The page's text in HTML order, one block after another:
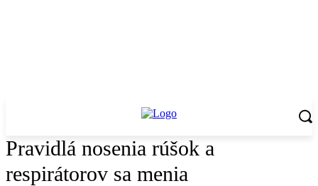
Pravidlá nosenia rúšok a
respirátorov sa menia